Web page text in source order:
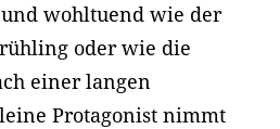
wohltuend wie der
oder wie die
einer langen
Protagonist nimmt